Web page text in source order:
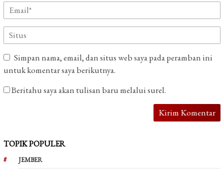
Simpan nama, email, dan situs web saya pada peramban ini
untuk komentar saya berikutnya.
Beritahu saya akan tulisan baru melalui surel.
TOPIK POPULER
JEMBER